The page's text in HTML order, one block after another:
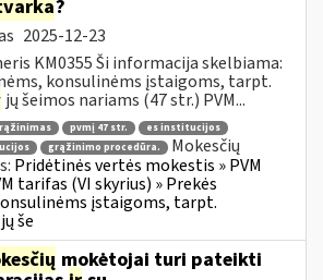
?
2025-12-23
KM0355 Ši informacija skelbiama:
konsulinėms įstaigoms, tarpt.
jų šeimos nariams (47 str.) PVM...
pvmį 47 str.
es institucijos
grąžinimo procedūra.
Mokesčių
Pridėtinės vertės mokestis » PVM
tarifas (VI skyrius) » Prekės
įstaigoms, tarpt.
še
mokėtojai turi pateikti